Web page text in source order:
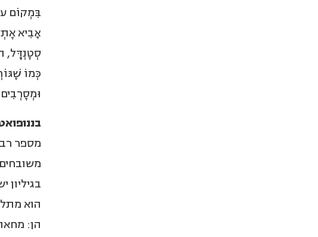
בִּמְקוֹם
אָבִיא
סְטֶנְדֶָּל,
כְּמוֹ
מספר רב
בגיליון
הוא
הן: